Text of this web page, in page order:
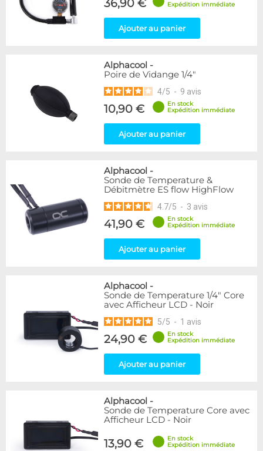
36,90 €
Expédition immédiate
Ajouter au panier
Alphacool -
Poire de Vidange 1/4"
4/5 - 9 avis
10,90 €
En stock
Expédition immédiate
Ajouter au panier
Alphacool -
Sonde de Temperature &
Débitmètre ES flow HighFlow
4.7/5 - 3 avis
41,90 €
En stock
Expédition immédiate
Ajouter au panier
Alphacool -
Sonde de Temperature 1/4" Core
avec Afficheur LCD - Noir
5/5 - 1 avis
24,90 €
En stock
Expédition immédiate
Ajouter au panier
Alphacool -
Sonde de Temperature Core avec
Afficheur LCD - Noir
13,90 €
En stock
Expédition immédiate